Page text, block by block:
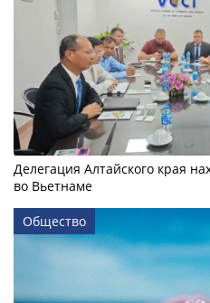
Делегация Алтайского края
во Вьетнаме
Общество